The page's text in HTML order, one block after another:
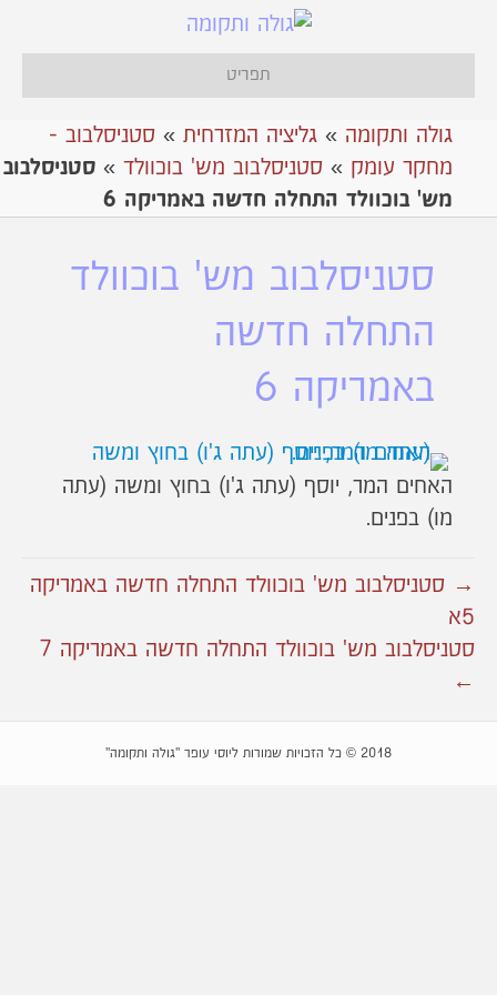
תפריט
גולה ותקומה » גליציה המזרחית » סטניסלבוב -
מחקר עומק » סטניסלבוב מש' בוכוולד » סטניסלבוב
מש' בוכוולד התחלה חדשה באמריקה 6
סטניסלבוב מש' בוכוולד
התחלה חדשה
באמריקה 6
האחים המר, יוסף (עתה ג'ו) בחוץ ומשה (עתה
מו) בפנים.
→ סטניסלבוב מש' בוכוולד התחלה חדשה באמריקה
5א
סטניסלבוב מש' בוכוולד התחלה חדשה באמריקה 7
←
2018 © כל הזכויות שמורות ליוסי עופר "גולה ותקומה"